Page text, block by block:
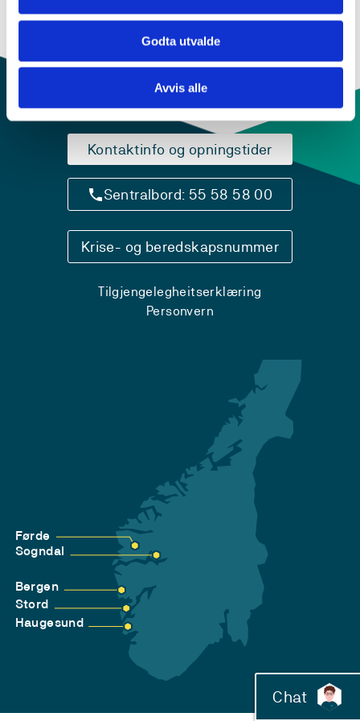
Godta utvalde
Avvis alle
Kontaktinfo og opningstider
Sentralbord: 55 58 58 00
Krise- og beredskapsnummer
Tilgjengelegheitserklæring
Personvern
Førde
Sogndal
Bergen
Stord
Haugesund
Chat